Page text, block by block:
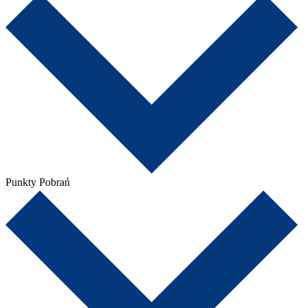
Punkty Pobrań